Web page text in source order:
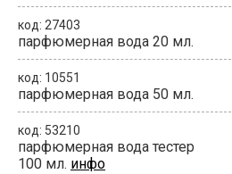
код: 27403
парфюмерная вода 20 мл.
код: 10551
парфюмерная вода 50 мл.
код: 53210
парфюмерная вода тестер
100 мл. инфо